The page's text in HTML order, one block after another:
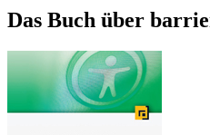
Das Buch über